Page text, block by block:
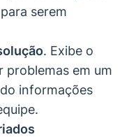
serem
. Exibe o
problemas em um
informações